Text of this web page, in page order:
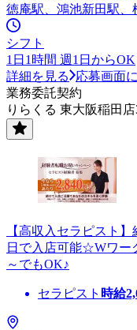
徳庵駅、鴻池新田駅、
シフト
1日1時間 週1日からOK
詳細を見る
応募画面
業務委託契約
りらくる 東大阪稲田店
【高収入セラピスト
日で入店可能☆Wワー
～でもOK♪
セラピスト 時給